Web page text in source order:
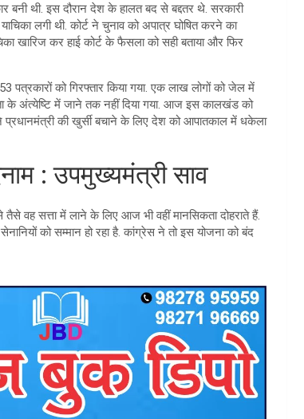
थी. इस दौरान देश के हालत बद से बद्दतर थे. सरकारी
लगी थी. कोर्ट ने चुनाव को अपात्र घोषित करने का
खारिज कर हाई कोर्ट के फैसला को सही बताया और फिर
को गिरफ्तार किया गया. एक लाख लोगों को जेल में
के अंत्येष्टि में जाने तक नहीं दिया गया. आज इस कालखंड को
प्रधानमंत्री की खुर्सी बचाने के लिए देश को आपातकाल में धकेला
: उपमुख्यमंत्री साव
वह सत्ता में लाने के लिए आज भी वहीं मानसिकता दोहराते हैं.
को सम्मान हो रहा है. कांग्रेस ने तो इस योजना को बंद